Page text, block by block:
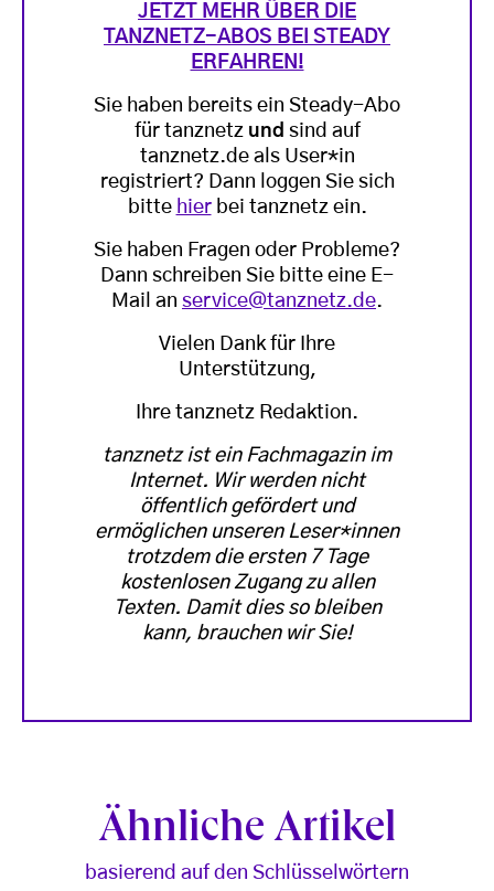
JETZT MEHR ÜBER DIE
TANZNETZ-ABOS BEI STEADY
ERFAHREN!
Sie haben bereits ein Steady-Abo
für tanznetz und sind auf
tanznetz.de als User*in
registriert? Dann loggen Sie sich
bitte hierbei tanznetz ein.
Sie haben Fragen oder Probleme?
Dann schreiben Sie bitte eine E-
Mail an service@tanznetz.de.
Vielen Dank für Ihre
Unterstützung,
Ihre tanznetz Redaktion.
tanznetz ist ein Fachmagazin im
Internet. Wir werden nicht
öffentlich gefördert und
ermöglichen unseren Leser*innen
trotzdem die ersten 7 Tage
kostenlosen Zugang zu allen
Texten. Damit dies so bleiben
kann, brauchen wir Sie!
Ähnliche Artikel
basierend auf den Schlüsselwörtern